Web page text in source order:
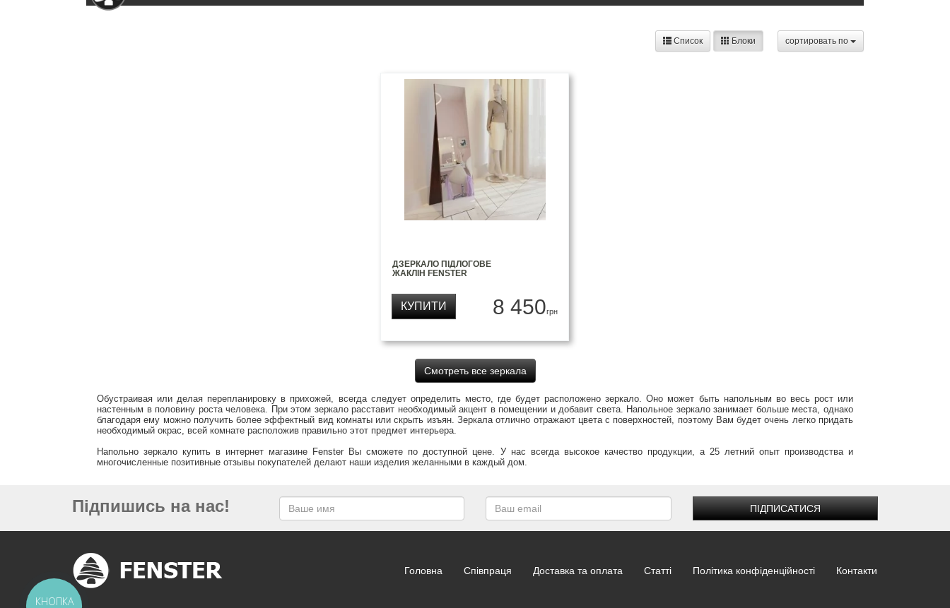
cортировать по
Список Блоки
ДЗЕРКАЛО ПІДЛОГОВЕ
ЖАКЛІН FENSTER
8 450грн
КУПИТИ
Смотреть все зеркала
Обустраивая или делая перепланировку в прихожей, всегда следует определить место, где будет расположено зеркало. Оно может быть напольным во весь рост или
настенным в половину роста человека. При этом зеркало расставит необходимый акцент в помещении и добавит света. Напольное зеркало занимает больше места, однако
благодаря ему можно получить более эффектный вид комнаты или скрыть изъян. Зеркала отлично отражают цвета с поверхностей, поэтому Вам будет очень легко придать
необходимый окрас, всей комнате расположив правильно этот предмет интерьера.
Напольно зеркало купить в интернет магазине Fenster Вы сможете по доступной цене. У нас всегда высокое качество продукции, а 25 летний опыт производства и
многочисленные позитивные отзывы покупателей делают наши изделия желанными в каждый дом.
Підпишись на нас! ПІДПИСАТИСЯ
Головна Співпраця Доставка та оплата Статті Політика конфіденційності Контакти
КНОПКА